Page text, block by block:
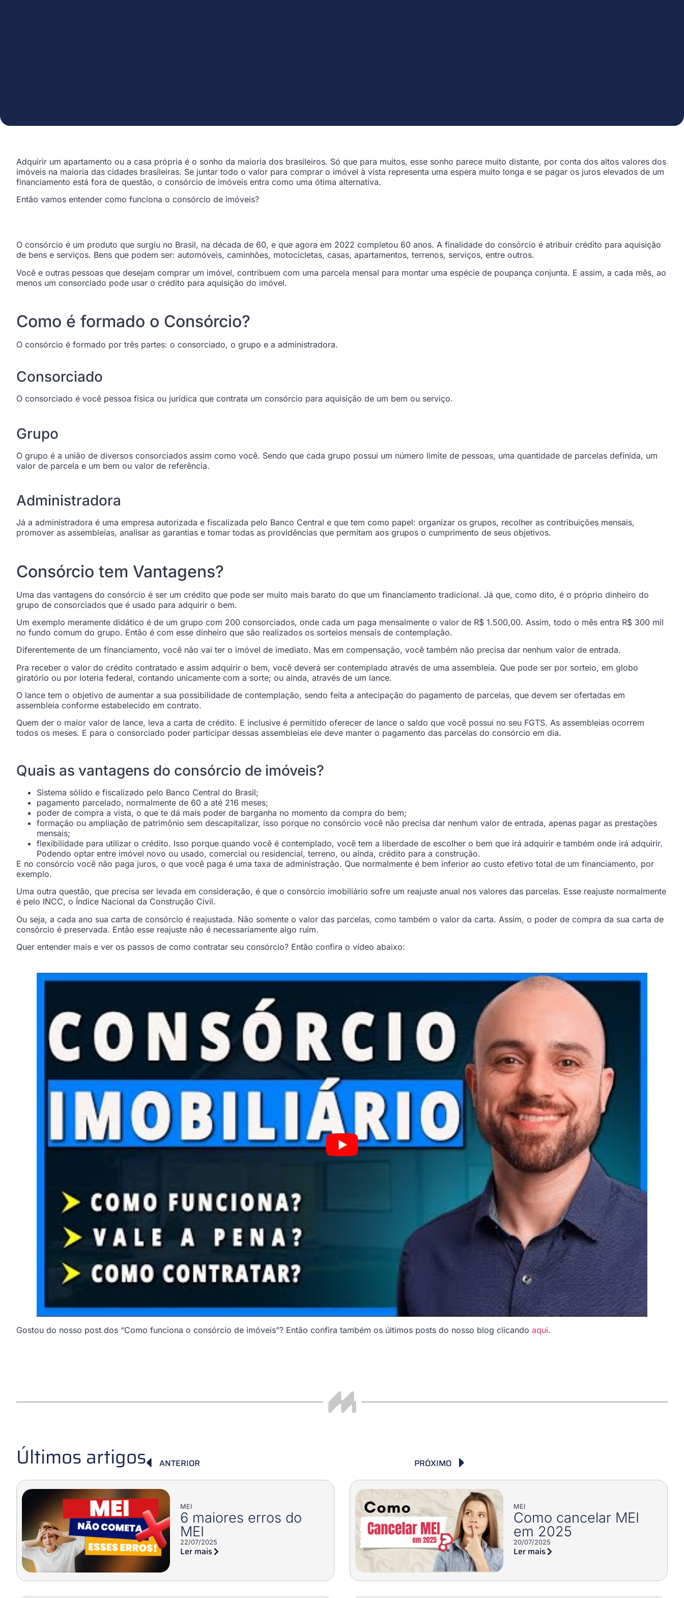
Adquirir um apartamento ou a casa própria é o sonho da maioria dos brasileiros. Só que para muitos, esse sonho parece muito distante, por conta dos altos valores dos
imóveis na maioria das cidades brasileiras. Se juntar todo o valor para comprar o imóvel à vista representa uma espera muito longa e se pagar os juros elevados de um
financiamento está fora de questão, o consórcio de imóveis entra como uma ótima alternativa.
Então vamos entender como funciona o consórcio de imóveis?
O consórcio é um produto que surgiu no Brasil, na década de 60, e que agora em 2022 completou 60 anos. A finalidade do consórcio é atribuir crédito para aquisição
de bens e serviços. Bens que podem ser: automóveis, caminhões, motocicletas, casas, apartamentos, terrenos, serviços, entre outros.
Você e outras pessoas que desejam comprar um imóvel, contribuem com uma parcela mensal para montar uma espécie de poupança conjunta. E assim, a cada mês, ao
menos um consorciado pode usar o crédito para aquisição do imóvel.
Como é formado o Consórcio?
O consórcio é formado por três partes: o consorciado, o grupo e a administradora.
Consorciado
O consorciado é você pessoa física ou jurídica que contrata um consórcio para aquisição de um bem ou serviço.
Grupo
O grupo é a união de diversos consorciados assim como você. Sendo que cada grupo possui um número limite de pessoas, uma quantidade de parcelas definida, um
valor de parcela e um bem ou valor de referência.
Administradora
Já a administradora é uma empresa autorizada e fiscalizada pelo Banco Central e que tem como papel: organizar os grupos, recolher as contribuições mensais,
promover as assembleias, analisar as garantias e tomar todas as providências que permitam aos grupos o cumprimento de seus objetivos.
Consórcio tem Vantagens?
Uma das vantagens do consórcio é ser um crédito que pode ser muito mais barato do que um financiamento tradicional. Já que, como dito, é o próprio dinheiro do
grupo de consorciados que é usado para adquirir o bem.
Um exemplo meramente didático é de um grupo com 200 consorciados, onde cada um paga mensalmente o valor de R$ 1.500,00. Assim, todo o mês entra R$ 300 mil
no fundo comum do grupo. Então é com esse dinheiro que são realizados os sorteios mensais de contemplação.
Diferentemente de um financiamento, você não vai ter o imóvel de imediato. Mas em compensação, você também não precisa dar nenhum valor de entrada.
Pra receber o valor do crédito contratado e assim adquirir o bem, você deverá ser contemplado através de uma assembleia. Que pode ser por sorteio, em globo
giratório ou por loteria federal, contando unicamente com a sorte; ou ainda, através de um lance.
O lance tem o objetivo de aumentar a sua possibilidade de contemplação, sendo feita a antecipação do pagamento de parcelas, que devem ser ofertadas em
assembleia conforme estabelecido em contrato.
Quem der o maior valor de lance, leva a carta de crédito. E inclusive é permitido oferecer de lance o saldo que você possui no seu FGTS. As assembleias ocorrem
todos os meses. E para o consorciado poder participar dessas assembleias ele deve manter o pagamento das parcelas do consórcio em dia.
Quais as vantagens do consórcio de imóveis?
Sistema sólido e fiscalizado pelo Banco Central do Brasil;
pagamento parcelado, normalmente de 60 a até 216 meses;
poder de compra a vista, o que te dá mais poder de barganha no momento da compra do bem;
formação ou ampliação de patrimônio sem descapitalizar, isso porque no consórcio você não precisa dar nenhum valor de entrada, apenas pagar as prestações
mensais;
flexibilidade para utilizar o crédito. Isso porque quando você é contemplado, você tem a liberdade de escolher o bem que irá adquirir e também onde irá adquirir.
Podendo optar entre imóvel novo ou usado, comercial ou residencial, terreno, ou ainda, crédito para a construção.
E no consórcio você não paga juros, o que você paga é uma taxa de administração. Que normalmente é bem inferior ao custo efetivo total de um financiamento, por
exemplo.
Uma outra questão, que precisa ser levada em consideração, é que o consórcio imobiliário sofre um reajuste anual nos valores das parcelas. Esse reajuste normalmente
é pelo INCC, o Índice Nacional da Construção Civil.
Ou seja, a cada ano sua carta de consórcio é reajustada. Não somente o valor das parcelas, como também o valor da carta. Assim, o poder de compra da sua carta de
consórcio é preservada. Então esse reajuste não é necessariamente algo ruim.
Quer entender mais e ver os passos de como contratar seu consórcio? Então confira o vídeo abaixo:
Gostou do nosso post dos “Como funciona o consórcio de imóveis”? Então confira também os últimos posts do nosso blog clicando aqui.
Últimos artigos ANTERIOR PRÓXIMO
MEI
6 maiores erros do
MEI
22/07/2025
Ler mais
MEI
Como cancelar MEI
em 2025
20/07/2025
Ler mais